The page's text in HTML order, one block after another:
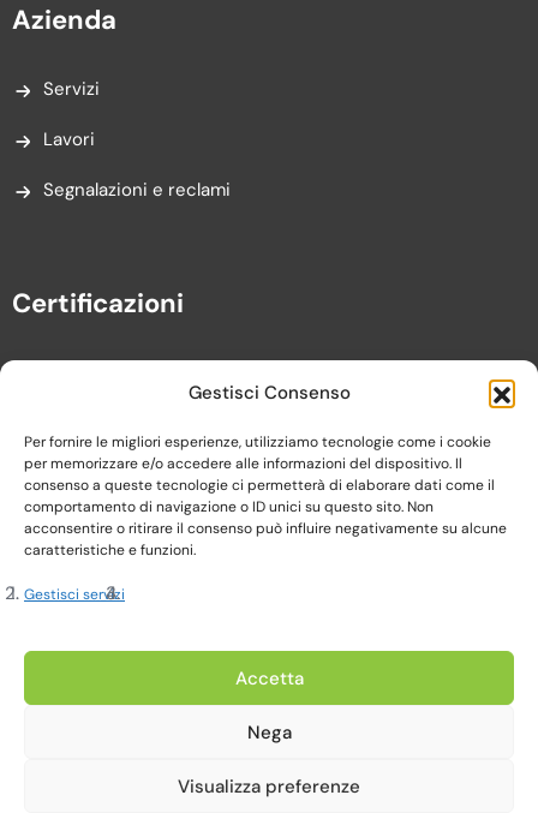
Gestisci Consenso
Per fornire le migliori esperienze, utilizziamo tecnologie come i cookie
per memorizzare e/o accedere alle informazioni del dispositivo. Il
consenso a queste tecnologie ci permetterà di elaborare dati come il
comportamento di navigazione o ID unici su questo sito. Non
acconsentire o ritirare il consenso può influire negativamente su alcune
caratteristiche e funzioni.
Gestisci servizi
Accetta
Nega
Visualizza preferenze
Azienda
Servizi
Lavori
Segnalazioni e reclami
Certificazioni
Copyright 2023, Cardine srl. All Rights Reserved
Cookie Policy |
Realizzato da Web-Arte.it